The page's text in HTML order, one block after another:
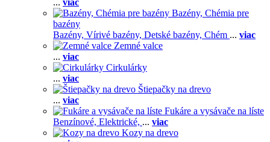
... viac
Bazény, Chémia pre
bazény
Bazény, Vírivé bazény, Detské bazény, Chém ... viac
Zemné valce
... viac
Cirkulárky
... viac
Štiepačky na drevo
... viac
Fukáre a vysávače na líste
Benzínové, Elektrické, ... viac
Kozy na drevo